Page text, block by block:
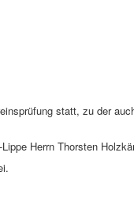
statt, zu der
Herrn Thorsten